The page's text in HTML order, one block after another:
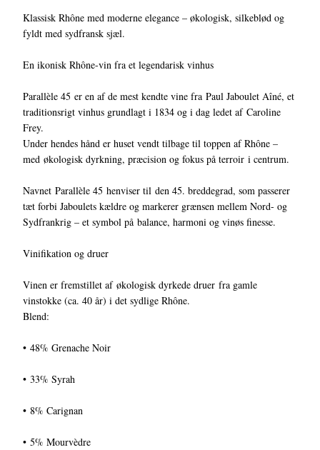
Klassisk Rhône med moderne elegance – økologisk, silkeblød og
fyldt med sydfransk sjæl.
En ikonisk Rhône-vin fra et legendarisk vinhus
Parallèle 45 er en af de mest kendte vine fra Paul Jaboulet Aîné, et
traditionsrigt vinhus grundlagt i 1834 og i dag ledet af Caroline
Frey.
Under hendes hånd er huset vendt tilbage til toppen af Rhône –
med økologisk dyrkning, præcision og fokus på terroir i centrum.
Navnet Parallèle 45 henviser til den 45. breddegrad, som passerer
tæt forbi Jaboulets kældre og markerer grænsen mellem Nord- og
Sydfrankrig – et symbol på balance, harmoni og vinøs finesse.
Vinifikation og druer
Vinen er fremstillet af økologisk dyrkede druer fra gamle
vinstokke (ca. 40 år) i det sydlige Rhône.
Blend:
• 48% Grenache Noir
• 33% Syrah
• 8% Carignan
• 5% Mourvèdre